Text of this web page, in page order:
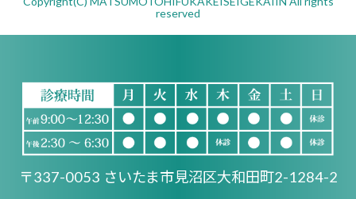
reserved
〒337-0053 さいたま市見沼区大和田町2-1284-2